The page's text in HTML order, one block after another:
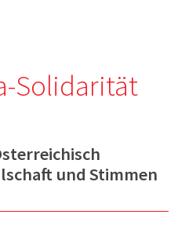
Solidarität
und Stimmen